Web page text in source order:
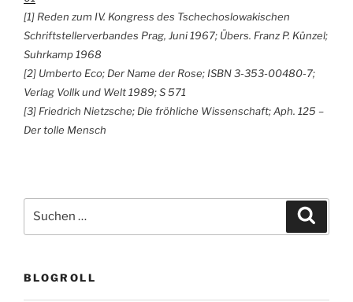
[1] Reden zum IV. Kongress des Tschechoslowakischen
Schriftstellerverbandes Prag, Juni 1967; Übers. Franz P. Künzel;
Suhrkamp 1968
[2] Umberto Eco; Der Name der Rose; ISBN 3-353-00480-7;
Verlag Vollk und Welt 1989; S 571
[3] Friedrich Nietzsche; Die fröhliche Wissenschaft; Aph. 125 –
Der tolle Mensch
nach:
BLOGROLL